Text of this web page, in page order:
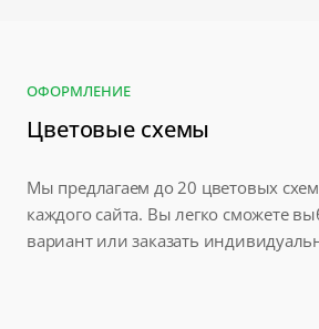
ОФОРМЛЕНИЕ
Цветовые схемы
Мы предлагаем до 20 цветовых
каждого сайта. Вы легко сможете
вариант или заказать